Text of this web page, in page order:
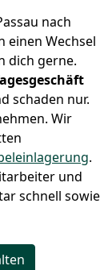
nach
einen Wechsel
dich gerne.
schaden nur.
Wir
.
und
schnell sowie